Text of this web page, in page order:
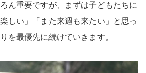
ん重要ですが、まずは子どもたちに
しい」「また来週も来たい」と思っ
を最優先に続けていきます。